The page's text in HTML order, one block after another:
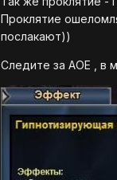
Проклятие
послакают))
Следите за АОЕ , в